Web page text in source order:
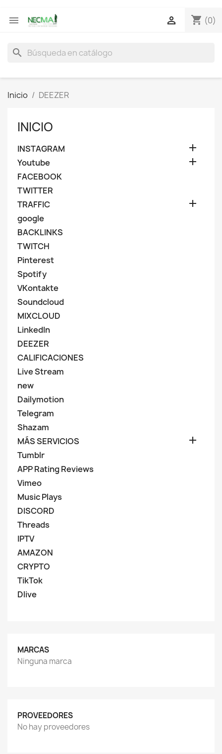
 shopping_cart (0)

search
Inicio DEEZER
INICIO
INSTAGRAM 
Youtube 
FACEBOOK
TWITTER
TRAFFIC

google
BACKLINKS
TWITCH
Pinterest
Spotify
VKontakte
Soundcloud
MIXCLOUD
LinkedIn
DEEZER
CALIFICACIONES
Live Stream
new
Dailymotion
Telegram
Shazam
MÁS SERVICIOS

Tumblr
APP Rating Reviews
Vimeo
Music Plays
DISCORD
Threads
IPTV
AMAZON
CRYPTO
TikTok
Dlive
MARCAS
Ninguna marca
PROVEEDORES
No hay proveedores